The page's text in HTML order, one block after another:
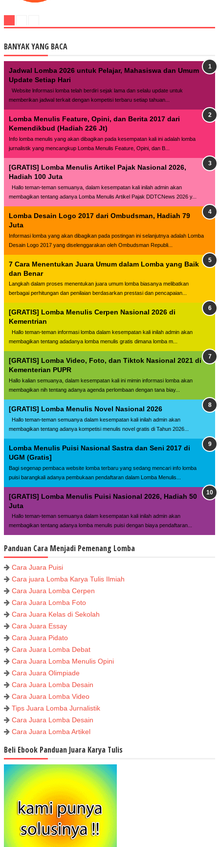
BANYAK YANG BACA
Jadwal Lomba 2026 untuk Pelajar, Mahasiswa dan Umum
Update Setiap Hari
Website lnformasi lomba telah berdiri sejak lama dan selalu update untuk
memberikan jadwal terkait dengan kompetisi terbaru setiap tahuan...
Lomba Menulis Feature, Opini, dan Berita 2017 dari
Kemendikbud (Hadiah 226 Jt)
Info lomba menulis yang akan dibagikan pada kesempatan kali ini adalah lomba
jurnalistik yang mencangkup Lomba Menulis Feature, Opini, dan B...
[GRATIS] Lomba Menulis Artikel Pajak Nasional 2026,
Hadiah 100 Juta
Hallo teman-teman semuanya, dalam kesempatan kali inilah admin akan
membagikan tentang adanya Lomba Menulis Artikel Pajak DDTCNews 2026 y...
Lomba Desain Logo 2017 dari Ombudsman, Hadiah 79
Juta
Informasi lomba yang akan dibagikan pada postingan ini selanjutnya adalah Lomba
Desain Logo 2017 yang diselenggarakan oleh Ombudsman Republi...
7 Cara Menentukan Juara Umum dalam Lomba yang Baik
dan Benar
Langkah dalam proses menentukan juara umum lomba biasanya melibatkan
berbagai perhitungan dan penilaian berdasarkan prestasi dan pencapaian...
[GRATIS] Lomba Menulis Cerpen Nasional 2026 di
Kementrian
Hallo teman-teman informasi lomba dalam kesempatan kali inilah admin akan
membagikan tentang adadanya lomba menulis gratis dimana lomba m...
[GRATIS] Lomba Video, Foto, dan Tiktok Nasional 2021 di
Kementerian PUPR
Hallo kalian semuanya, dalam kesempatan kali ini mimin informasi lomba akan
membagikan nih tentang adanya agenda perlombaan dengan tana biay...
[GRATIS] Lomba Menulis Novel Nasional 2026
Hallo teman-teman semuanya dalam kesempatan kali inilah admin akan
membagikan tentang adanya kompetisi menulis novel gratis di Tahun 2026...
Lomba Menulis Puisi Nasional Sastra dan Seni 2017 di
UGM (Gratis]
Bagi segenap pembaca website lomba terbaru yang sedang mencari info lomba
puisi barangkali adanya pembukaan pendaftaran dalam Lomba Menulis...
[GRATIS] Lomba Menulis Puisi Nasional 2026, Hadiah 50
Juta
Hallo teman-teman semuanya dalam kesempatan kali inilah admin akan
membagikan tentang adanya lomba menulis puisi dengan biaya pendaftaran...
Panduan Cara Menjadi Pemenang Lomba
Cara Juara Puisi
Cara juara Lomba Karya Tulis Ilmiah
Cara Juara Lomba Cerpen
Cara Juara Lomba Foto
Cara Juara Kelas di Sekolah
Cara Juara Essay
Cara Juara Pidato
Cara Juara Lomba Debat
Cara Juara Lomba Menulis Opini
Cara Juara Olimpiade
Cara Juara Lomba Desain
Cara Juara Lomba Video
Tips Juara Lomba Jurnalistik
Cara Juara Lomba Desain
Cara Juara Lomba Artikel
Beli Ebook Panduan Juara Karya Tulis